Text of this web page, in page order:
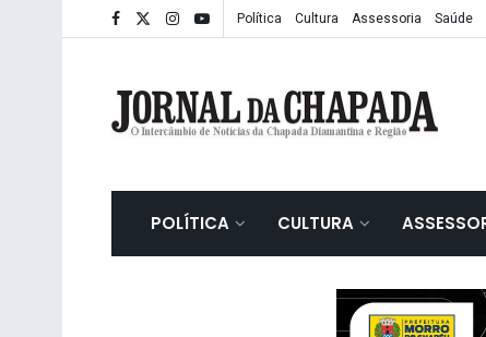
Política Cultura Assessoria Saúde
POLÍTICA CULTURA